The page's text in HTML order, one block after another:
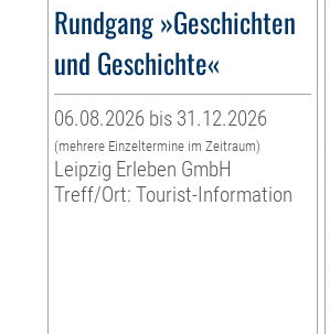
Rundgang »Geschichten
und Geschichte«
06.08.2026 bis 31.12.2026
(mehrere Einzeltermine im Zeitraum)
Leipzig Erleben GmbH
Treff/Ort: Tourist-Information